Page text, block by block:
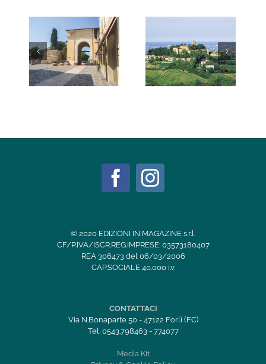
Ravenna si fa bella
Sulle tracce di
Byron
© 2020 EDIZIONI IN MAGAZINE s.r.l.
CF/P.IVA/ISCR.REG.IMPRESE: 03573180407
REA 306473 del 06/03/2006
CAP.SOCIALE 40.000 i.v.
CONTATTACI
Via N.Bonaparte 50 - 47122 Forlì (FC)
Tel. 0543.798463 - 774077
Media Kit